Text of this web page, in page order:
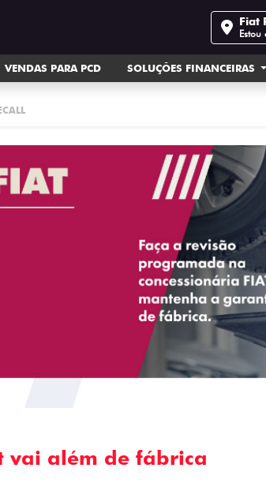
Fiat
Estou
VENDAS PARA PCD SOLUÇÕES FINANCEIRAS
vai além de fábrica